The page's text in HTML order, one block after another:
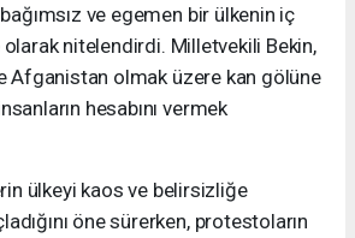
ve egemen bir ülkenin iç
nitelendirdi. Milletvekili Bekin,
Afganistan olmak üzere kan gölüne
hesabını vermek
ülkeyi kaos ve belirsizliğe
öne sürerken, protestoların